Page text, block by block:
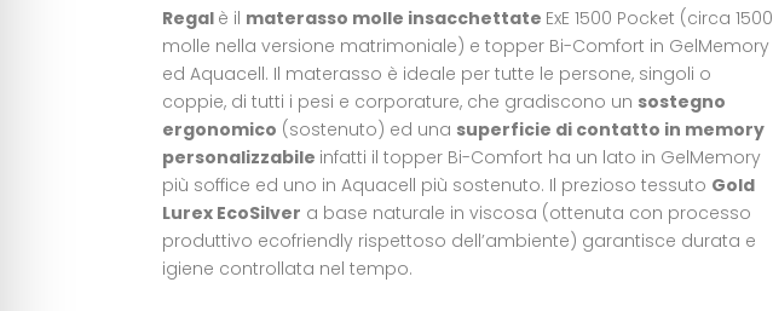
Regal è il materasso molle insacchettate ExE 1500 Pocket (circa 1500
molle nella versione matrimoniale) e topper Bi-Comfort in GelMemory
ed Aquacell. Il materasso è ideale per tutte le persone, singoli o
coppie, di tutti i pesi e corporature, che gradiscono un sostegno
ergonomico (sostenuto) ed una superficie di contatto in memory
personalizzabile infatti il topper Bi-Comfort ha un lato in GelMemory
più soffice ed uno in Aquacell più sostenuto. Il prezioso tessuto Gold
Lurex EcoSilver a base naturale in viscosa (ottenuta con processo
produttivo ecofriendly rispettoso dell’ambiente) garantisce durata e
igiene controllata nel tempo.